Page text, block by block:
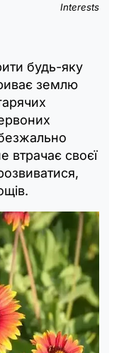
Interests
будь-яку
землю
безжально
втрачає своєї